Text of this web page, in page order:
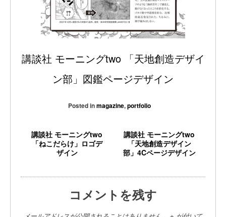
講談社 モーニングtwo 「天地創造デザイ
ン部」図鑑ページデザイン
Posted inmagazine,portfolio
講談社 モーニングtwo
「ねこだらけ」ロゴデ
ザイン
講談社 モーニングtwo
「天地創造デザイン
部」4Cページデザイン
コメントを残す